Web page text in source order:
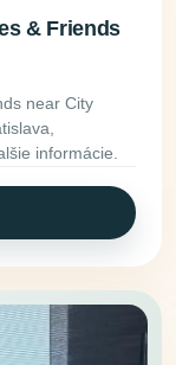
& Friends
near City
informácie.